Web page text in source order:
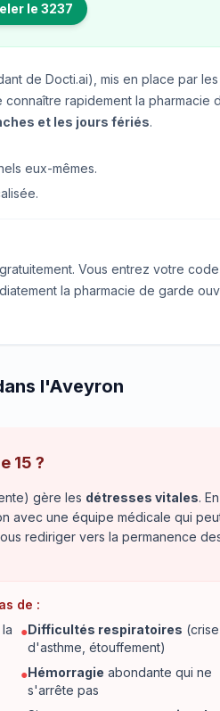
le 3237
de Docti.ai), mis en place par les
rapidement la pharmacie
et les jours fériés.
eux-mêmes.
Vous entrez votre
la pharmacie de garde
l'Aveyron
15 ?
gère les détresses vitales. En
avec une équipe médicale qui
rediriger vers la permanence
de :
●Difficultés respiratoires (crise
d'asthme, étouffement)
●Hémorragie abondante qui ne
s'arrête pas